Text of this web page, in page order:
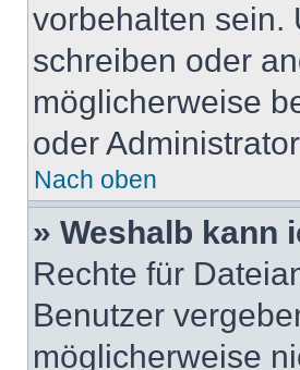
vorbehalten sein.
schreiben oder
möglicherweise
oder
Nach oben
» Weshalb kann
Rechte für
Benutzer
möglicherweise